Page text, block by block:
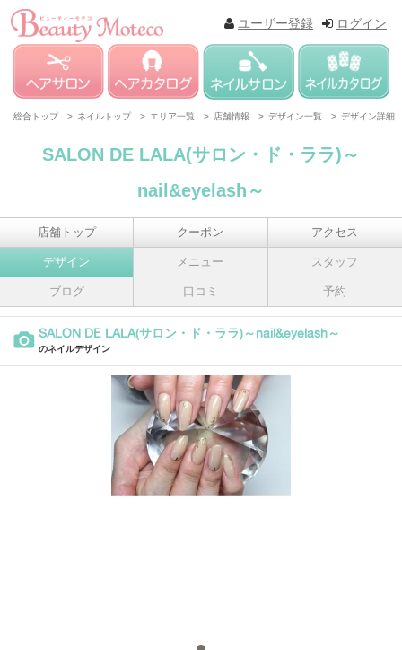
ログイン
ユーザー登録
総合トップ > ネイルトップ > エリア一覧 > 店舗情報 > デザイン一覧 > デザイン詳細
SALON DE LALA(サロン・ド・ララ)～
nail&eyelash～
店舗トップ クーポン アクセス
デザイン メニュー スタッフ
ブログ 口コミ 予約
SALON DE LALA(サロン・ド・ララ)～nail&eyelash～
のネイルデザイン